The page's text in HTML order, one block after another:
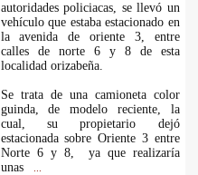
autoridades policiacas, se llevó un
vehículo que estaba estacionado en
la avenida de oriente 3, entre
calles de norte 6 y 8 de esta
localidad orizabeña.
Se trata de una camioneta color
guinda, de modelo reciente, la
cual, su propietario dejó
estacionada sobre Oriente 3 entre
Norte 6 y 8, ya que realizaría
unas